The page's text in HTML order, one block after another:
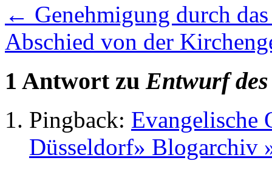
← Genehmigung durch
Abschied von der
1 Antwort zu Entwurf
Pingback: Evangelische
Düsseldorf» Blogarchiv